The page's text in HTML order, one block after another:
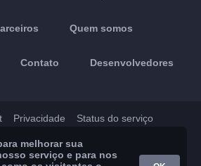
Quem somos
Contato Desenvolvedores
Privacidade Status do serviço
Google Play
melhorar sua
serviço e para nos